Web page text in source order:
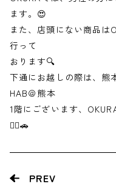
ます。😍
また、店頭にない商品は
行って
おります🔍
下通にお越しの際は、熊
HAB＠熊本
1階にございます、
🚶‍♂️🚗
PREV